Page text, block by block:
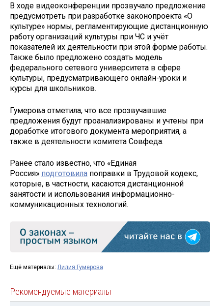
В ходе видеоконференции прозвучало предложение
предусмотреть при разработке законопроекта «О
культуре» нормы, регламентирующие дистанционную
работу организаций культуры при ЧС и учёт
показателей их деятельности при этой форме работы.
Также было предложено создать модель
федерального сетевого университета в сфере
культуры, предусматривающего онлайн-уроки и
курсы для школьников.
Гумерова отметила, что все прозвучавшие
предложения будут проанализированы и учтены при
доработке итогового документа мероприятия, а
также в деятельности комитета Совфеда.
Ранее стало известно, что «Единая
Россия» подготовила поправки в Трудовой кодекс,
которые, в частности, касаются дистанционной
занятости и использования информационно-
коммуникационных технологий.
Ещё материалы: Лилия Гумерова
Рекомендуемые материалы